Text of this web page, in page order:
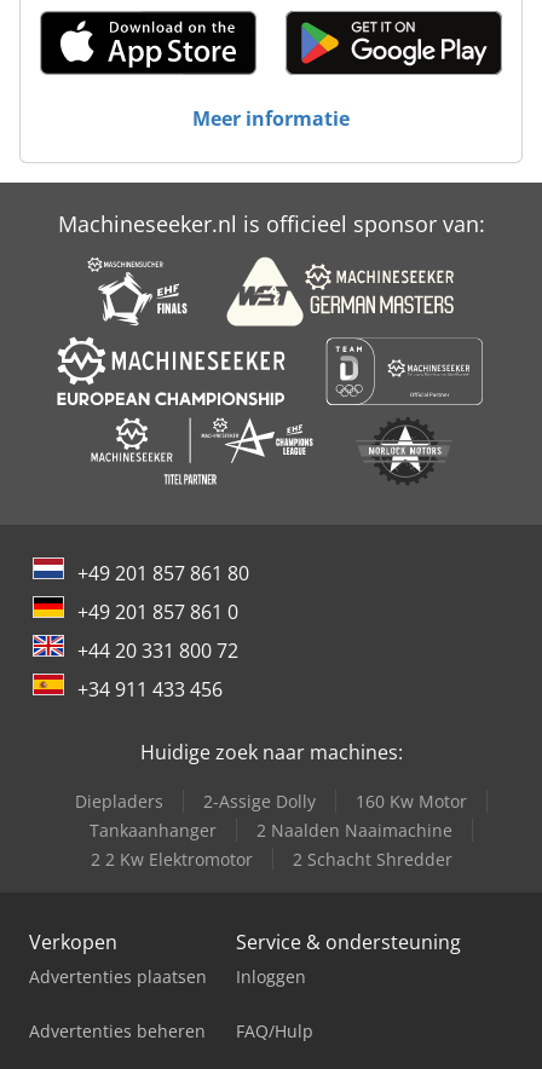
Meer informatie
Machineseeker.nl is officieel sponsor van:
+49 201 857 861 80
+49 201 857 861 0
+44 20 331 800 72
+34 911 433 456
Huidige zoek naar machines:
Diepladers 2-Assige Dolly
160 Kw Motor
Tankaanhanger
2 Naalden Naaimachine
2 2 Kw Elektromotor
2 Schacht Shredder
Verkopen
Advertenties plaatsen
Advertenties beheren
Service & ondersteuning
Inloggen
FAQ/Hulp